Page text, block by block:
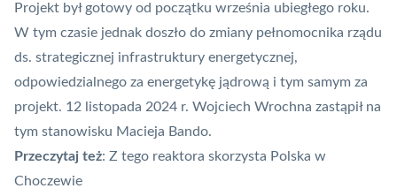
Projekt był gotowy od początku września ubiegłego roku.
W tym czasie jednak doszło do zmiany pełnomocnika rządu
ds. strategicznej infrastruktury energetycznej,
odpowiedzialnego za energetykę jądrową i tym samym za
projekt. 12 listopada 2024 r. Wojciech Wrochna zastąpił na
tym stanowisku Macieja Bando.
Przeczytaj też: Z tego reaktora skorzysta Polska w
Choczewie